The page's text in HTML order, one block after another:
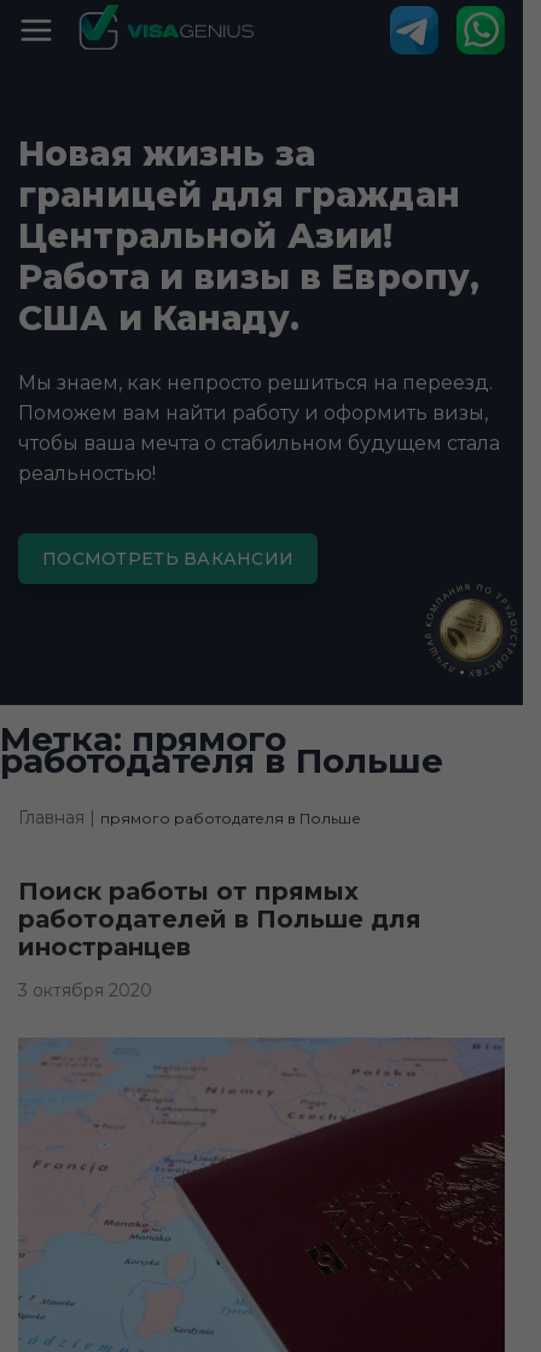
Новая жизнь за
границей для граждан
Центральной Азии!
Работа и визы в Европу,
США и Канаду.
Мы знаем, как непросто решиться на переезд.
Поможем вам найти работу и оформить визы,
чтобы ваша мечта о стабильном будущем стала
реальностью!
ПОСМОТРЕТЬ ВАКАНСИИ
Метка: прямого
работодателя в Польше
Главная | прямого работодателя в Польше
Поиск работы от прямых
работодателей в Польше для
иностранцев
3 октября 2020